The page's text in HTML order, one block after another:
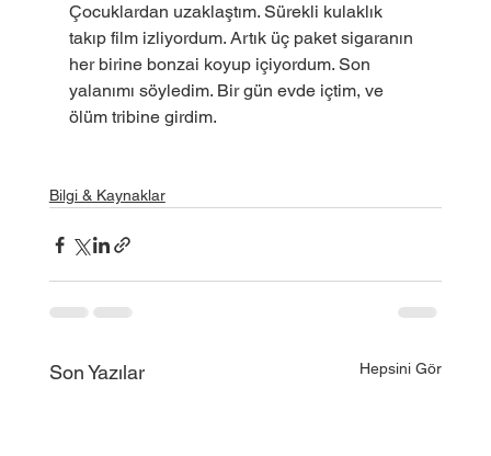
Çocuklardan uzaklaştım. Sürekli kulaklık
takıp film izliyordum. Artık üç paket sigaranın
her birine bonzai koyup içiyordum. Son
yalanımı söyledim. Bir gün evde içtim, ve
ölüm tribine girdim.
Bilgi & Kaynaklar
Son Yazılar Hepsini Gör